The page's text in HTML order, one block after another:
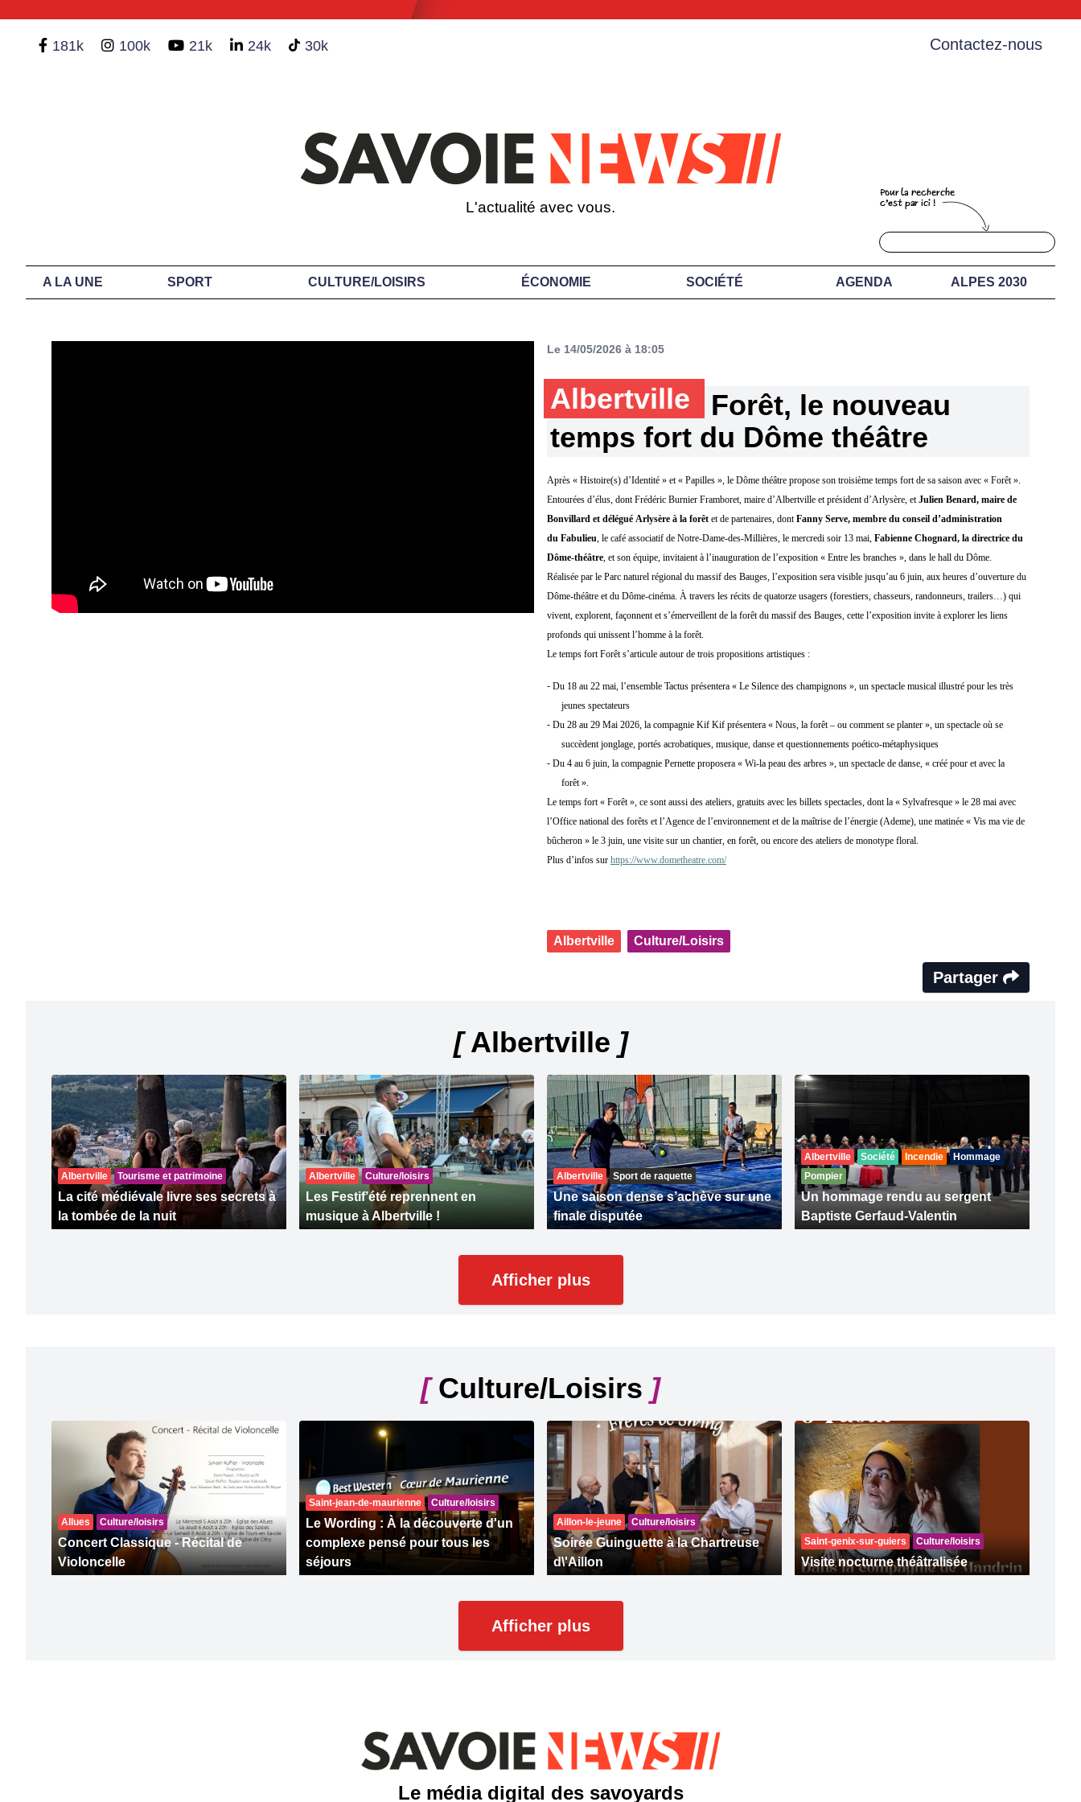
181k 100k 21k 24k 30k Contactez-nous
L'actualité avec vous.
A LA UNE SPORT CULTURE/LOISIRS ÉCONOMIE SOCIÉTÉ AGENDA ALPES 2030
Le 14/05/2026 à 18:05
Albertville
Forêt, le nouveau
temps fort du Dôme théâtre
Après « Histoire(s) d’Identité » et « Papilles », le Dôme théâtre propose son troisième temps fort de sa saison avec « Forêt ».
Entourées d’élus, dont Frédéric Burnier Framboret, maire d’Albertville et président d’Arlysère, etJulien Benard, maire de
Bonvillard et délégué Arlysère à la forêt et de partenaires, dontFanny Serve, membre du conseil d’administration
du Fabulieu, le café associatif de Notre-Dame-des-Millières, le mercredi soir 13 mai, Fabienne Chognard, la directrice du
Dôme-théâtre, et son équipe, invitaient à l’inauguration de l’exposition « Entre les branches », dans le hall du Dôme.
Réalisée par le Parc naturel régional du massif des Bauges, l’exposition sera visible jusqu’au 6 juin, aux heures d’ouverture du
Dôme-théâtre et du Dôme-cinéma. À travers les récits de quatorze usagers (forestiers, chasseurs, randonneurs, trailers…) qui
vivent, explorent, façonnent et s’émerveillent de la forêt du massif des Bauges, cette l’exposition invite à explorer les liens
profonds qui unissent l’homme à la forêt.
Le temps fort Forêt s’articule autour de trois propositions artistiques :
- Du 18 au 22 mai, l’ensemble Tactus présentera « Le Silence des champignons », un spectacle musical illustré pour les très
jeunes spectateurs
- Du 28 au 29 Mai 2026, la compagnie Kif Kif présentera « Nous, la forêt – ou comment se planter », un spectacle où se
succèdent jonglage, portés acrobatiques, musique, danse et questionnements poético-métaphysiques
- Du 4 au 6 juin, la compagnie Pernette proposera « Wi-la peau des arbres », un spectacle de danse, « créé pour et avec la
forêt ».
Le temps fort « Forêt », ce sont aussi des ateliers, gratuits avec les billets spectacles, dont la « Sylvafresque » le 28 mai avec
l’Office national des forêts et l’Agence de l’environnement et de la maîtrise de l’énergie (Ademe), une matinée « Vis ma vie de
bûcheron » le 3 juin, une visite sur un chantier, en forêt, ou encore des ateliers de monotype floral.
Plus d’infos sur https://www.dometheatre.com/
Albertville Culture/Loisirs
Partager
[Albertville ]
Albertville Tourisme et patrimoine
La cité médiévale livre ses secrets à
la tombée de la nuit
Albertville Culture/loisirs
Les Festif’été reprennent en
musique à Albertville !
Albertville Sport de raquette
Une saison dense s’achève sur une
finale disputée
Albertville Société Incendie
Hommage
Pompier
Un hommage rendu au sergent
Baptiste Gerfaud-Valentin
Afficher plus
[Culture/Loisirs ]
Allues Culture/loisirs
Concert Classique - Récital de
Violoncelle
Saint-jean-de-maurienne Culture/loisirs
Le Wording : À la découverte d'un
complexe pensé pour tous les
séjours
Aillon-le-jeune Culture/loisirs
Soirée Guinguette à la Chartreuse
d\'Aillon
Saint-genix-sur-guiers Culture/loisirs
Visite nocturne théâtralisée
Afficher plus
Le média digital des savoyards